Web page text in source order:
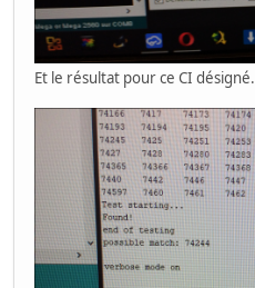
Et le résultat pour ce CI désigné.